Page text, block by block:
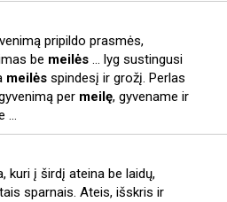
pripildo prasmės,
be meilės ... lyg sustingusi
meilės spindesį ir grožį. Perlas
per meilę, gyvename ir
...
kuri į širdį ateina be laidų,
sparnais. Ateis, išskris ir